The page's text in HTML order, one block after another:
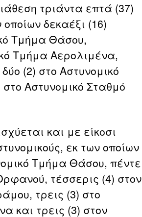
τριάντα επτά (37)
δεκαέξι (16)
Τμήμα Θάσου,
Τμήμα Αερολιμένα,
(2) στο Αστυνομικό
Αστυνομικό Σταθμό
και με είκοσι
εκ των οποίων
Τμήμα Θάσου, πέντε
τέσσερις (4) στον
τρεις (3) στο
και τρεις (3) στον